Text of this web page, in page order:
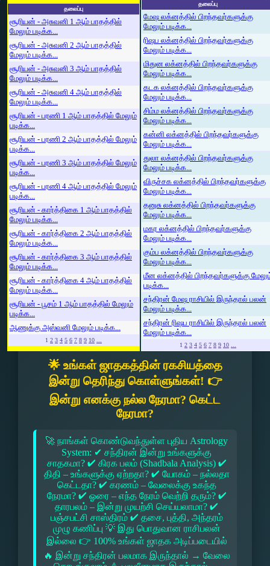
தலைப்பு
சூரியன் - அசுவனி 1 ஆம் பாதத்தில்
மேலும் படிக்க...
சூரியன் - அசுவனி 2 ஆம் பாதத்தில்
மேலும் படிக்க...
சூரியன் - அசுவனி 3 ஆம் பாதத்தில்
மேலும் படிக்க...
சூரியன் - அசுவனி 4 ஆம் பாதத்தில்
மேலும் படிக்க...
சூரியன் - பரணி 1 ஆம் பாதத்தில் மேலும்
படிக்க...
சூரியன் - பரணி 2 ஆம் பாதத்தில் மேலும்
படிக்க...
சூரியன் - பரணி 3 ஆம் பாதத்தில் மேலும்
படிக்க...
சூரியன் - பரணி 4 ஆம் பாதத்தில் மேலும்
படிக்க...
சூரியன் - கார்த்திகை 1 ஆம் பாதத்தில்
மேலும் படிக்க...
சூரியன் - கார்த்திகை 2 ஆம் பாதத்தில்
மேலும் படிக்க...
சூரியன் - கார்த்திகை 3 ஆம் பாதத்தில்
மேலும் படிக்க...
சூரியன் - கார்த்திகை 4 ஆம் பாதத்தில்
மேலும் படிக்க...
சூரியன் - பூசம் 1 ஆம் பாதத்தில் மேலும்
படிக்க...
ஆணுக்கு அஸ்வனி மேலும் படிக்க...
1 2 3 4 5 6 7 8 9 10 ...
தலைப்பு
மேஷ லக்னத்தில் பிறந்தவர்களுக்கு
மேலும் படிக்க...
ரிஷப லக்னத்தில் பிறந்தவர்களுக்கு
மேலும் படிக்க...
மிதுன லக்னத்தில் பிறந்தவர்களுக்கு
மேலும் படிக்க...
கடக லக்னத்தில் பிறந்தவர்களுக்கு
மேலும் படிக்க...
சிம்ம லக்னத்தில் பிறந்தவர்களுக்கு
மேலும் படிக்க...
கன்னி லக்னத்தில் பிறந்தவர்களுக்கு
மேலும் படிக்க...
துலா லக்னத்தில் பிறந்தவர்களுக்கு
மேலும் படிக்க...
விருச்சக லக்னத்தில் பிறந்தவர்களுக்கு
மேலும் படிக்க...
தனுசு லக்னத்தில் பிறந்தவர்களுக்கு
மேலும் படிக்க...
மகர லக்னத்தில் பிறந்தவர்களுக்கு
மேலும் படிக்க...
கும்ப லக்னத்தில் பிறந்தவர்களுக்கு
மேலும் படிக்க...
மீன லக்னத்தில் பிறந்தவர்களுக்கு
படிக்க...
சந்திரன் மேஷ ராசியில் இருந்தால் பலன்
மேலும் படிக்க...
சந்திரன் ரிஷப ராசியில் இருந்தால் பலன்
மேலும் படிக்க...
1 2 3 4 5 6 7 8 9 10 ...
🌟 உங்கள் ஜாதகத்தின் ரகசியத்தை
இன்று தெரிந்து கொள்ளுங்கள்! 👉
இன்று எனக்கு நல்ல நேரமா? கெட்ட
நேரமா?
🚀 நாங்கள் கொண்டுவந்துள்ள புதிய Astrology
System: ✔ சந்திரன் இன்று உங்களுக்கு
சாதகமா? ✔ கிரக பலம் (Shadbala Analysis) ✔
திதி – உங்களுக்கு ஏற்றதா? ✔ யோகம் – நல்லதா
கெட்டதா? ✔ கரணம் – வேலைக்கு உகந்த
நேரமா? ✔ ஓரை – எந்த நேரம் வெற்றி தரும்? ✔
தாரபலம் – இன்று முயற்சி செய்யலாமா? ✔
பஞ்சபட்சி சாஸ்திரம் ✔ தசை, புத்தி, அந்தரம்
முழு கணிப்பு 💡 இது பொதுவான ராசிபலன்
இல்லை 👉 100% உங்கள் ஜாதக அடிப்படையில்
🔥 இன்று சந்திரன் பலமாக இருந்தால் → வேலை